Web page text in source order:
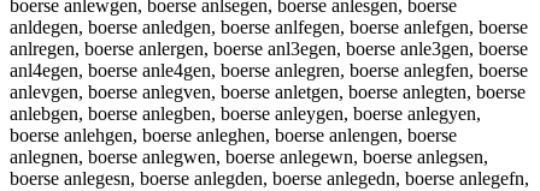
boerse anlewgen, boerse anlsegen, boerse anlesgen, boerse
anldegen, boerse anledgen, boerse anlfegen, boerse anlefgen, boerse
anlregen, boerse anlergen, boerse anl3egen, boerse anle3gen, boerse
anl4egen, boerse anle4gen, boerse anlegren, boerse anlegfen, boerse
anlevgen, boerse anlegven, boerse anletgen, boerse anlegten, boerse
anlebgen, boerse anlegben, boerse anleygen, boerse anlegyen,
boerse anlehgen, boerse anleghen, boerse anlengen, boerse
anlegnen, boerse anlegwen, boerse anlegewn, boerse anlegsen,
boerse anlegesn, boerse anlegden, boerse anlegedn, boerse anlegefn,